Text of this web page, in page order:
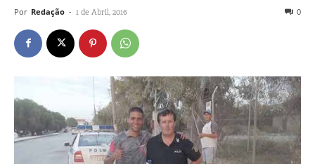
Por Redação - 1 de Abril, 2016 0